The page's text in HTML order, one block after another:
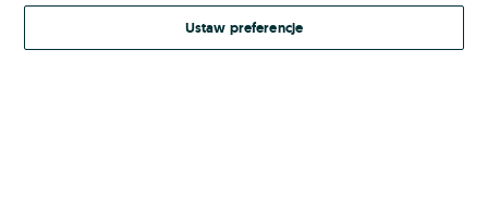
Kontynuując za pośrednictwem jednego z dostawców wskazanych powyżej,
Regulamin serwisuOLX.pl w jego aktualnym brzmieniu.
Ustaw preferencje